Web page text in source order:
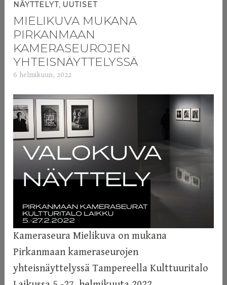
NÄYTTELYT, UUTISET
MIELIKUVA MUKANA
PIRKANMAAN
KAMERASEUROJEN
YHTEISNÄYTTELYSSÄ
6 helmikuun, 2022
m
i
n
Kameraseura Mielikuva on mukana
Pirkanmaan kameraseurojen
yhteisnäyttelyssä Tampereella Kulttuuritalo